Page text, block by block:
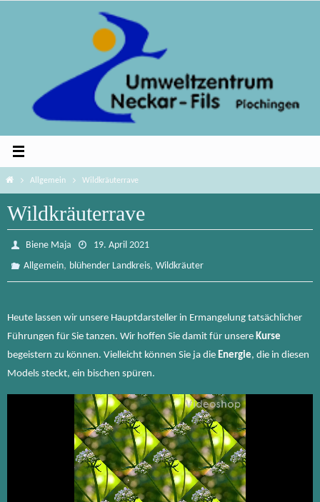
HomeAllgemein Wildkräuterrave
Wildkräuterrave
Biene Maja
19. April 2021
Allgemein, blühender Landkreis,Wildkräuter
Heute lassen wir unsere Hauptdarsteller in Ermangelung tatsächlicher
Führungen für Sie tanzen. Wir hoffen Sie damit für unsere Kurse
begeistern zu können. Vielleicht können Sie ja die Energie, die in diesen
Models steckt, ein bischen spüren.